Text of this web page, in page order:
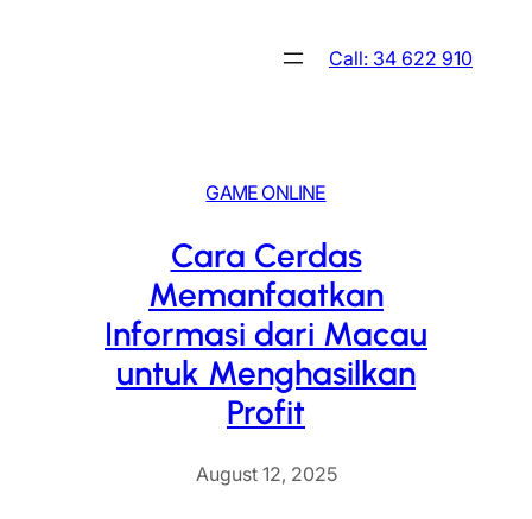
Call: 34 622 910
GAME ONLINE
Cara Cerdas
Memanfaatkan
Informasi dari Macau
untuk Menghasilkan
Profit
August 12, 2025